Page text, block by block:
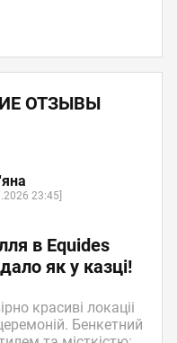
ОТЗЫВЫ
23:45]
в Equides
як у казці!
красиві локаціі
Бенкетний